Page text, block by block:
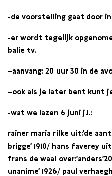
-de voorstelling gaat door in
-er wordt tegelijk
balie tv.
–aanvang: 20 uur 30 in de
–ook als je later bent kunt
-wat we lazen 6 juni j.l.:
rainer maria rilke uit:‘de
brigge’ 1910/ hans faverey
frans de waal over:’anders’
unanime’ 1926/ paul